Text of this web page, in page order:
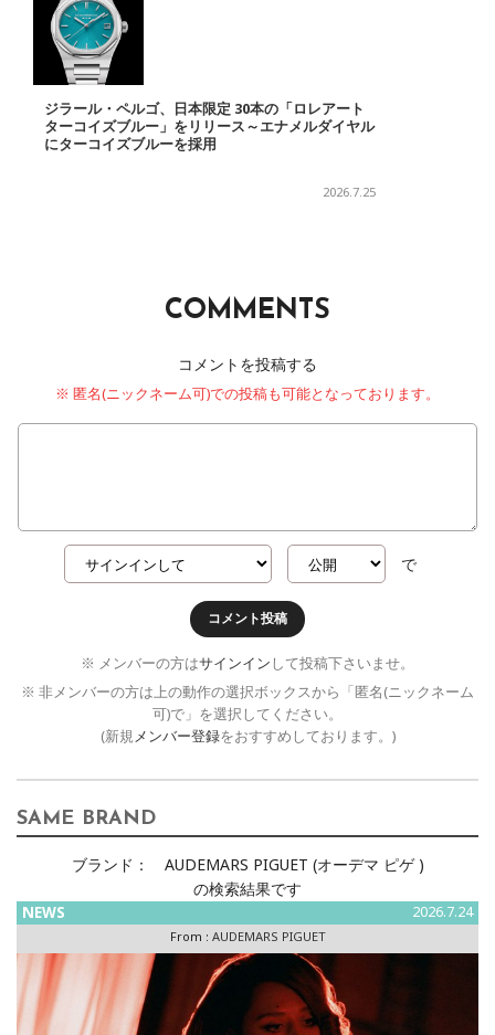
ジラール・ペルゴ、日本限定 30本の「ロレアート
ターコイズブルー」をリリース～エナメルダイヤル
にターコイズブルーを採用
2026.7.25
COMMENTS
コメントを投稿する
※ 匿名(ニックネーム可)での投稿も可能となっております。
で
コメント投稿
※ メンバーの方はサインイン して投稿下さいませ。
※ 非メンバーの方は上の動作の選択ボックスから「匿名(ニックネーム
可)で」を選択してください。
(新規メンバー登録をおすすめしております。)
SAME BRAND
ブランド：
AUDEMARS PIGUET (オーデマ ピゲ )
の検索結果です
NEWS 2026.7.24
From : AUDEMARS PIGUET